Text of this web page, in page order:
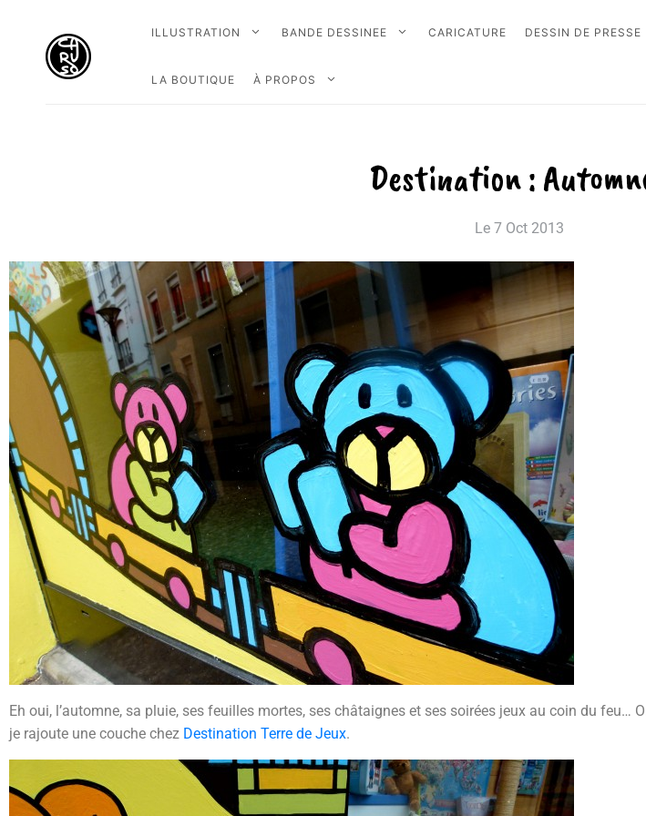
ILLUSTRATION BANDE DESSINEE CARICATURE DESSIN DE PRESSE
LA BOUTIQUE À PROPOS
Destination :
Le 7 Oct 2013
Eh oui, l’automne, sa pluie, ses feuilles mortes, ses châtaignes et ses soirées jeux au coin du feu…
je rajoute une couche chez Destination Terre de Jeux.